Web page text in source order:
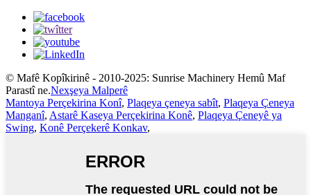
© Mafê Kopîkirinê - 2010-2025: Sunrise Machinery Hemû Maf
Parastî ne.Nexşeya Malperê
Mantoya Perçekirina Konî, Plaqeya çeneya sabît, Plaqeya Çeneya
Manganî, Astarê Kaseya Perçekirina Konê, Plaqeya Çeneyê ya
Swing, Konê Perçekerê Konkav,